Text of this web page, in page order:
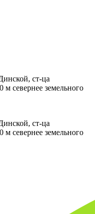
ст-ца
м севернее земельного
ст-ца
м севернее земельного